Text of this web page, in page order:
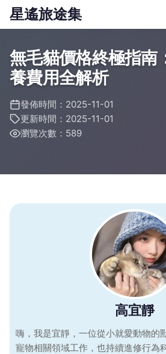
星遙旅途集
無毛貓價格終極指南
養費用全解析
發佈時間：2025-11-01
更新時間：2025-11-01
瀏覽次數：589
高宜靜
嗨，我是宜靜，一位從小就愛動物的
寵物相關領域工作，也持續進修行為